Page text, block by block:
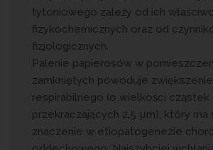
tytoniowego zależy od ich
fizykochemicznych oraz od
fizjologicznych.
Palenie papierosów w
zamkniętych powoduje
respirabilnego (o wielkości cząstek
przekraczających 2,5 μm), który
znaczenie w etiopatogenezie